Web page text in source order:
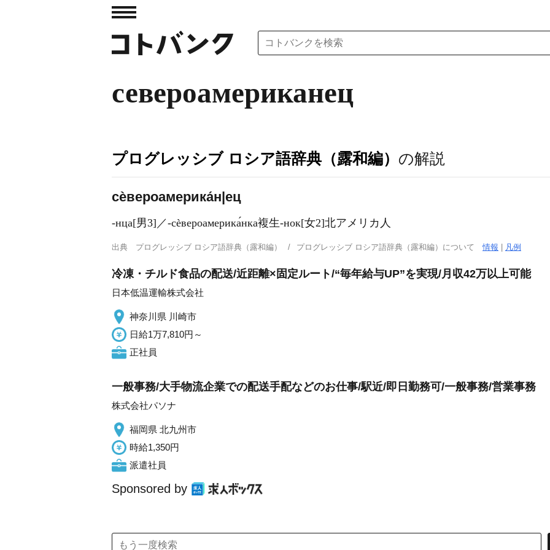
североамериканец
プログレッシブ ロシア語辞典（露和編） の解説
сѐвероамерика́н|ец
-нца[男3]／‐сѐвероамерика́нка複生-нок[女2]北アメリカ人
出典 プログレッシブ ロシア語辞典（露和編） プログレッシブ ロシア語辞典（露和編）について情報 凡例
冷凍・チルド食品の配送/近距離×固定ルート/“毎年給与UP”を実現/月収42万以上可能
日本低温運輸株式会社
神奈川県 川崎市
日給1万7,810円～
正社員
一般事務/大手物流企業での配送手配などのお仕事/駅近/即日勤務可/一般事務/営業事務
株式会社パソナ
福岡県 北九州市
時給1,350円
派遣社員
Sponsored by